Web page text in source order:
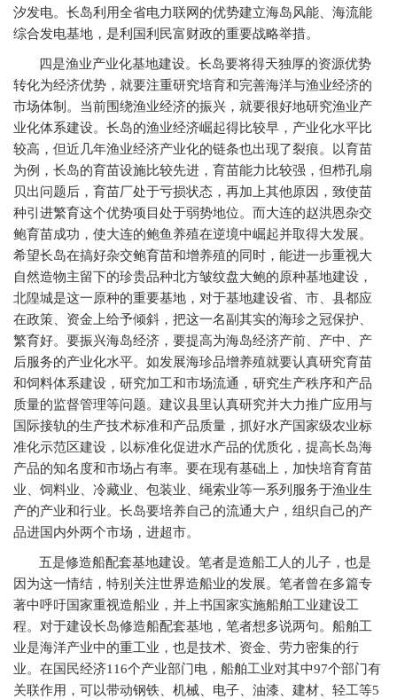
汐发电。长岛利用全省电力联网的优势建立海岛风能、海流能
综合发电基地，是利国利民富财政的重要战略举措。
四是渔业产业化基地建设。长岛要将得天独厚的资源优势
转化为经济优势，就要注重研究培育和完善海洋与渔业经济的
市场体制。当前围绕渔业经济的振兴，就要很好地研究渔业产
业化体系建设。长岛的渔业经济崛起得比较早，产业化水平比
较高，但近几年渔业经济产业化的链条也出现了裂痕。以育苗
为例，长岛的育苗设施比较先进，育苗能力比较强，但栉孔扇
贝出问题后，育苗厂处于亏损状态，再加上其他原因，致使苗
种引进繁育这个优势项目处于弱势地位。而大连的赵洪恩杂交
鲍育苗成功，使大连的鲍鱼养殖在逆境中崛起并取得大发展。
希望长岛在搞好杂交鲍育苗和增养殖的同时，能进一步重视大
自然造物主留下的珍贵品种北方皱纹盘大鲍的原种基地建设，
北隍城是这一原种的重要基地，对于基地建设省、市、县都应
在政策、资金上给予倾斜，把这一名副其实的海珍之冠保护、
繁育好。要振兴海岛经济，要提高为海岛经济产前、产中、产
后服务的产业化水平。如发展海珍品增养殖就要认真研究育苗
和饲料体系建设，研究加工和市场流通，研究生产秩序和产品
质量的监督管理等问题。建议县里认真研究并大力推广应用与
国际接轨的生产技术标准和产品质量，抓好水产国家级农业标
准化示范区建设，以标准化促进水产品的优质化，提高长岛海
产品的知名度和市场占有率。要在现有基础上，加快培育育苗
业、饲料业、冷藏业、包装业、绳索业等一系列服务于渔业生
产的产业和行业。长岛要培养自己的流通大户，组织自己的产
品进国内外两个市场，进超市。
五是修造船配套基地建设。笔者是造船工人的儿子，也是
因为这一情结，特别关注世界造船业的发展。笔者曾在多篇专
著中呼吁国家重视造船业，并上书国家实施船舶工业建设工
程。对于建设长岛修造船配套基地，笔者想多说两句。船舶工
业是海洋产业中的重工业，也是技术、资金、劳力密集的行
业。在国民经济116个产业部门电，船舶工业对其中97个部门有
关联作用，可以带动钢铁、机械、电子、油漆、建材、轻工等5